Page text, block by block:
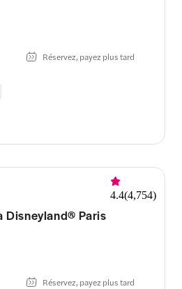
Réservez, payez plus tard
4.4(4,754)
Paris
Réservez, payez plus tard